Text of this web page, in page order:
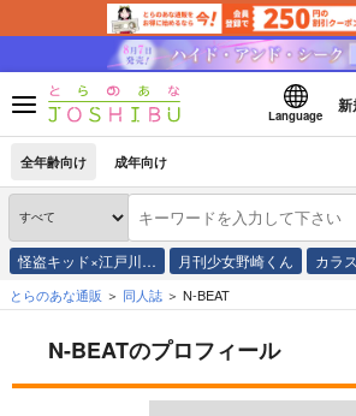
Language
新
全年齢向け 成年向け
怪盗キッド×江戸川… 月刊少女野崎くん カラ
とらのあな通販 同人誌 N-BEAT
N-BEATのプロフィール